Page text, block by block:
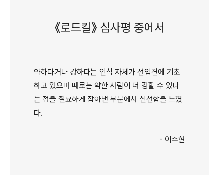
《로드킬》 심사평 중에서
약하다거나 강하다는 인식 자체가 선입견에 기초
하고 있으며 때로는 약한 사람이 더 강할 수 있다
는 점을 절묘하게 잡아낸 부분에서 신선함을 느꼈
다.
- 이수현